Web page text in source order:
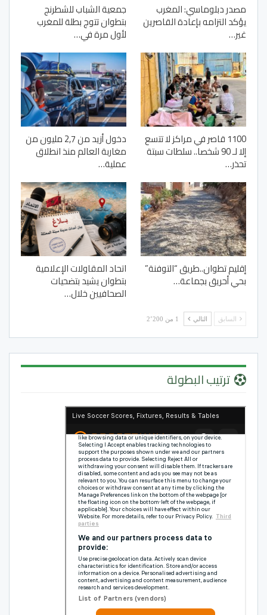
مصدر دبلوماسي: المغرب
يؤكد التزامه بإعادة القاصرين
غير…
جمعية الشباب للشطرنج
بتطوان تتوج بطلة للمغرب
لأول مرة في…
1100 قاصر في مراكز لا تتسع
إلا لـ 90 شخصا.. سلطات سبتة
تحذر…
دخول أزيد من 2,7 مليون من
مغاربة العالم منذ انطلاق
عملية…
إقليم تطوان..طريق “التوفنة”
بحي أحريق بجماعة…
اتحاد المقاولات الإعلامية
بتطوان يشيد بتضحيات
الصحافيين خلال…
السابق التالي 1 من 2٬200
ترتيب البطولة